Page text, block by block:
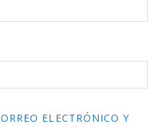
ELECTRÓNICO Y